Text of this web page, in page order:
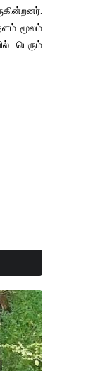
மூலம்
பெரும்